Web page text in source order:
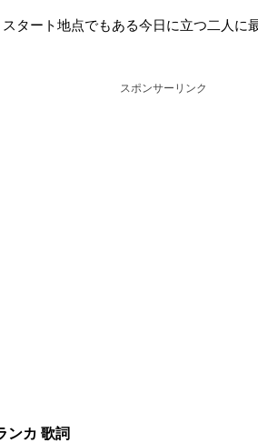
タート地点でもある今日に立つ二人に
スポンサーリンク
ンカ 歌詞